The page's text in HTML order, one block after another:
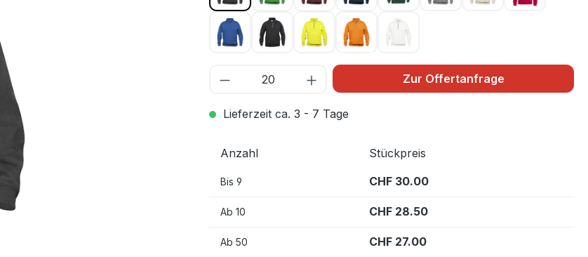
Royal Blau 55Schwarz 99Warnschutz Gelb 11
Warnschutz Orange 170
Weiss 00
Zur Offertanfrage
Lieferzeit ca. 3 - 7 Tage
Anzahl Stückpreis
Bis 9 CHF 30.00
Ab 10 CHF 28.50
Ab 50 CHF 27.00